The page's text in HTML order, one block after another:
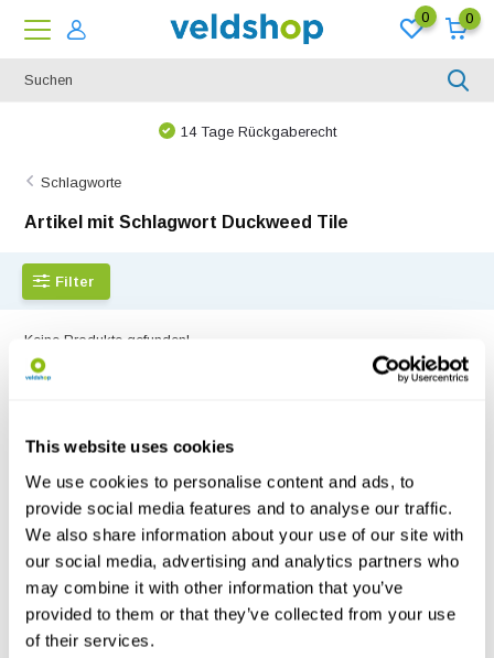
This website uses cookies
We use cookies to personalise content and ads, to
provide social media features and to analyse our traffic.
We also share information about your use of our site with
our social media, advertising and analytics partners who
may combine it with other information that you’ve
provided to them or that they’ve collected from your use
of their services.
0 0
14 Tage Rückgaberecht
Schlagworte
Artikel mit Schlagwort Duckweed Tile
Filter
Keine Produkte gefunden!...
Live chat
Chatten Sie mit einem unserer Mitarbeiter
*Alle Preise verstehen sich inklusive Mehrwertsteuer und sonstiger
Gebühren, jedoch exklusive Versand- und Servicegebühren.